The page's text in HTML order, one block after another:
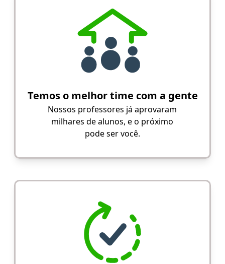
Temos o melhor time com a gente
Nossos professores já aprovaram
milhares de alunos, e o próximo
pode ser você.